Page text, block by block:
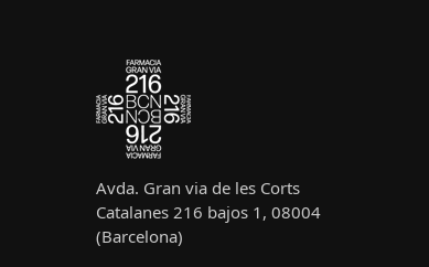
Avda. Gran via de les Corts
Catalanes 216 bajos 1, 08004
(Barcelona)